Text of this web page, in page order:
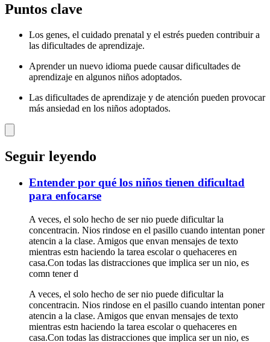
Puntos clave
Los genes, el cuidado prenatal y el estrés pueden contribuir a
las dificultades de aprendizaje.
Aprender un nuevo idioma puede causar dificultades de
aprendizaje en algunos niños adoptados.
Las dificultades de aprendizaje y de atención pueden provocar
más ansiedad en los niños adoptados.
Seguir leyendo
Entender por qué los niños tienen dificultad
para enfocarse
A veces, el solo hecho de ser nio puede dificultar la
concentracin. Nios rindose en el pasillo cuando intentan poner
atencin a la clase. Amigos que envan mensajes de texto
mientras estn haciendo la tarea escolar o quehaceres en
casa.Con todas las distracciones que implica ser un nio, es
comn tener d
A veces, el solo hecho de ser nio puede dificultar la
concentracin. Nios rindose en el pasillo cuando intentan poner
atencin a la clase. Amigos que envan mensajes de texto
mientras estn haciendo la tarea escolar o quehaceres en
casa.Con todas las distracciones que implica ser un nio, es